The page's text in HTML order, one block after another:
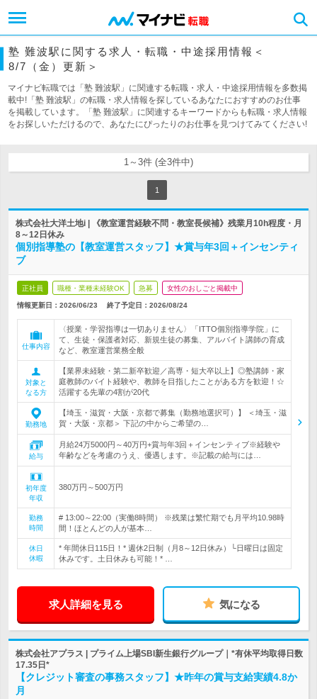
塾 難波駅に関する求人・転職・中途採用情報＜
8/7（金）更新＞
マイナビ転職では「塾 難波駅」に関連する転職・求人・中途採用情報を多数掲
載中!「塾 難波駅」の転職・求人情報を探しているあなたにおすすめのお仕事
を掲載しています。「塾 難波駅」に関連するキーワードからも転職・求人情報
をお探しいただけるので、あなたにぴったりのお仕事を見つけてみてください!
1～3件 (全3件中)
1
株式会社大洋土地i | 《教室運営経験不問・教室長候補》残業月10h程度・月
8～12日休み
個別指導塾の【教室運営スタッフ】★賞与年3回＋インセンティ
ブ
正社員 職種・業種未経験OK 急募 女性のおしごと掲載中
情報更新日：2026/06/23 終了予定日： 2026/08/24
仕事内容
〈授業・学習指導は一切ありません〉「ITTO個別指導学院」に
て、生徒・保護者対応、新規生徒の募集、アルバイト講師の育成
など、教室運営業務全般
対象と
なる方
【業界未経験・第二新卒歓迎／高専・短大卒以上】◎塾講師・家
庭教師のバイト経験や、教師を目指したことがある方を歓迎！☆
活躍する先輩の4割が20代
勤務地
【埼玉・滋賀・大阪・京都で募集（勤務地選択可）】 ＜埼玉・滋
賀・大阪・京都＞ 下記の中からご希望の…
給与
月給24万5000円～40万円+賞与年3回＋インセンティブ※経験や
年齢などを考慮のうえ、優遇します。※記載の給与には…
初年度
年収
380万円～500万円
勤務
時間
# 13:00～22:00（実働8時間） ※残業は繁忙期でも月平均10.98時
間！ほとんどの人が基本…
休日
休暇
* 年間休日115日！* 週休2日制（月8～12日休み）└日曜日は固定
休みです。土日休みも可能！* …
求人詳細を見る 気になる
株式会社アプラス | プライム上場SBI新生銀行グループ｜*有休平均取得日数
17.35日*
【クレジット審査の事務スタッフ】★昨年の賞与支給実績4.8か
月